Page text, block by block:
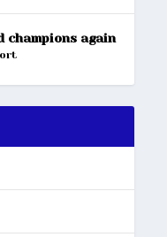
champions again